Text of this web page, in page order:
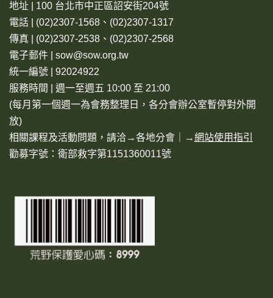
地址 | 100 台北市中正區詔安街204號
電話 | (02)2307-1568、(02)2307-1317
傳真 | (02)2307-2538、(02)2307-2568
電子郵件 | sow@sow.org.tw
統一編號 | 92024922
服務時間 | 週一至週五 10:00 至 21:00
(每月第一個週一為會務整理日，各分會辦公室暫停對外開
放)
相關課程及活動問題，請洽→各地分會 ｜→網站使用指引
勸募字號：衛部救字第1151360011號